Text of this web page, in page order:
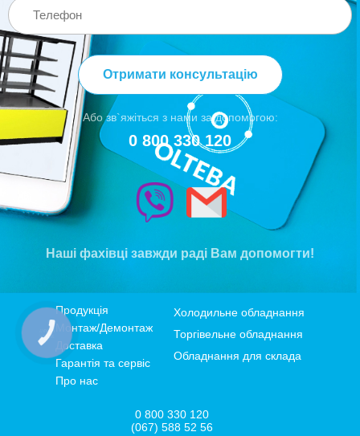
Отримати консультацію
Або зв`яжіться з нами за допомогою:
0 800 330 120
Наші фахівці завжди раді Вам допомогти!
Продукція
Монтаж/Демонтаж
Доставка
Гарантія та сервіс
Про нас
Холодильне обладнання
Торгівельне обладнання
Обладнання для склада
0 800 330 120
(067) 588 52 56
КНОПКА
ЗВ'ЯЗКУ